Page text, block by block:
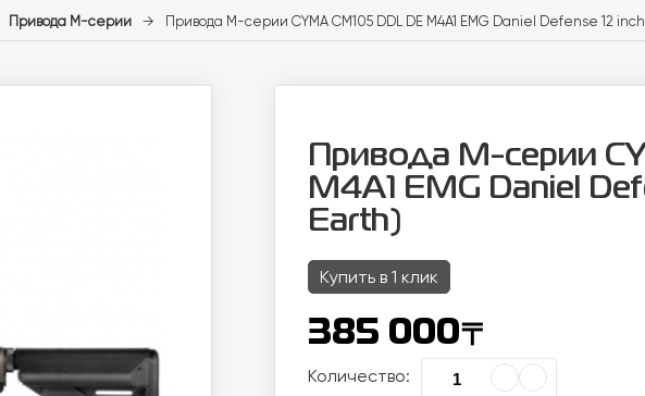
Привода М-серии → Привода М-серии CYMA CM105 DDL DE M4A1 EMG Daniel Defense 12
Привода М-серии
M4A1 EMG Daniel
Earth)
Купить в 1 клик
385 000〒
Количество: